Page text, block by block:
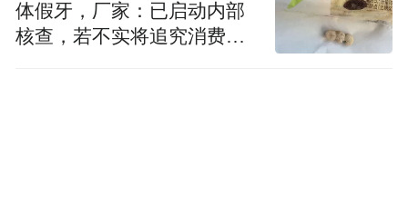
体假牙，厂家：已启动内部
核查，若不实将追究消费者